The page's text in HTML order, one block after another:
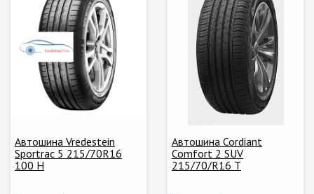
Автошина Vredestein
Sportrac 5 215/70R16
100 H
Автошина Cordiant
Comfort 2 SUV
215/70/R16 T